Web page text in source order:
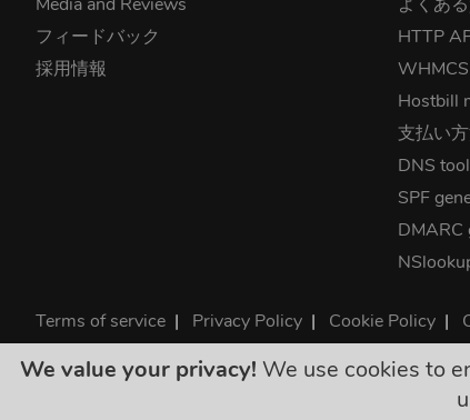
フィードバック
採用情報
HTTP
Hostbill
支払い
DNS tool
SPF
DMARC
Terms of service | Privacy Policy | Cookie Policy |
©2026 ClouDNS
表示されている
We value your privacy! We use cookies to